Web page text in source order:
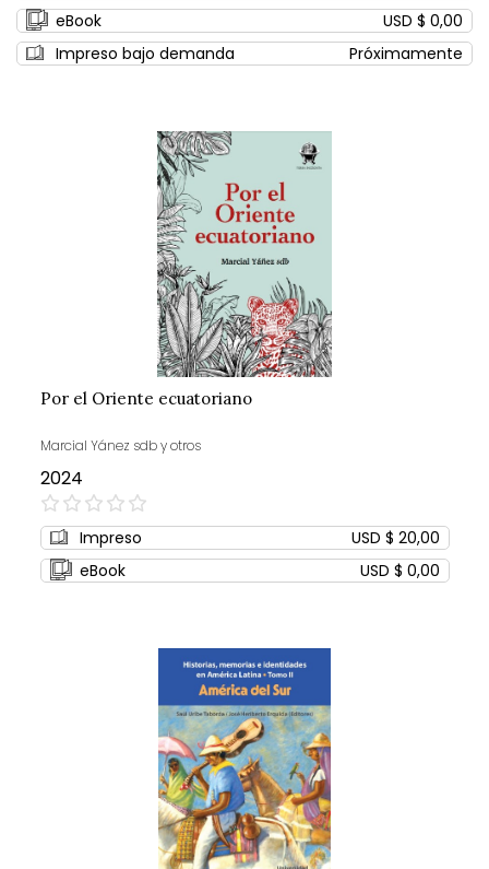
eBook
USD $ 0,00
Impreso bajo demanda
Próximamente
Por el Oriente ecuatoriano
Marcial Yánez sdb y otros
2024
0%
Impreso
USD $ 20,00
eBook
USD $ 0,00